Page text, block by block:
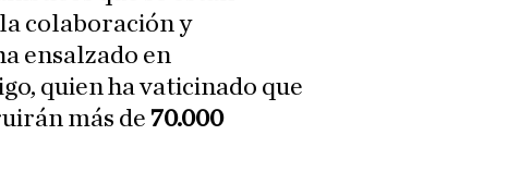
colaboración y
ensalzado en
quien ha vaticinado que
más de 70.000